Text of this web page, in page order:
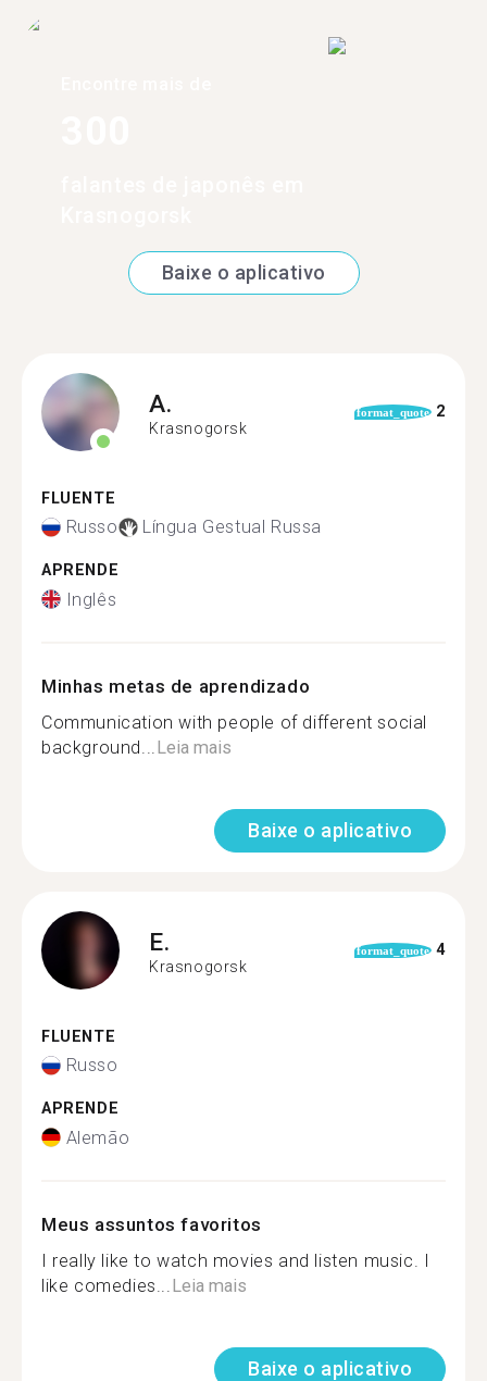
Baixe o aplicativo
A.
Krasnogorsk
format_quote 2
FLUENTE
Russo Língua Gestual Russa
APRENDE
Inglês
Minhas metas de aprendizado
Communication with people of different social
background... Leia mais
Baixe o aplicativo
E.
Krasnogorsk
format_quote 4
FLUENTE
Russo
APRENDE
Alemão
Meus assuntos favoritos
I really like to watch movies and listen music. I
like comedies... Leia mais
Baixe o aplicativo